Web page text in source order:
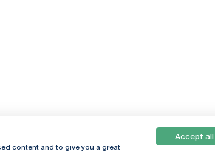
content and to give you a great
Accept all